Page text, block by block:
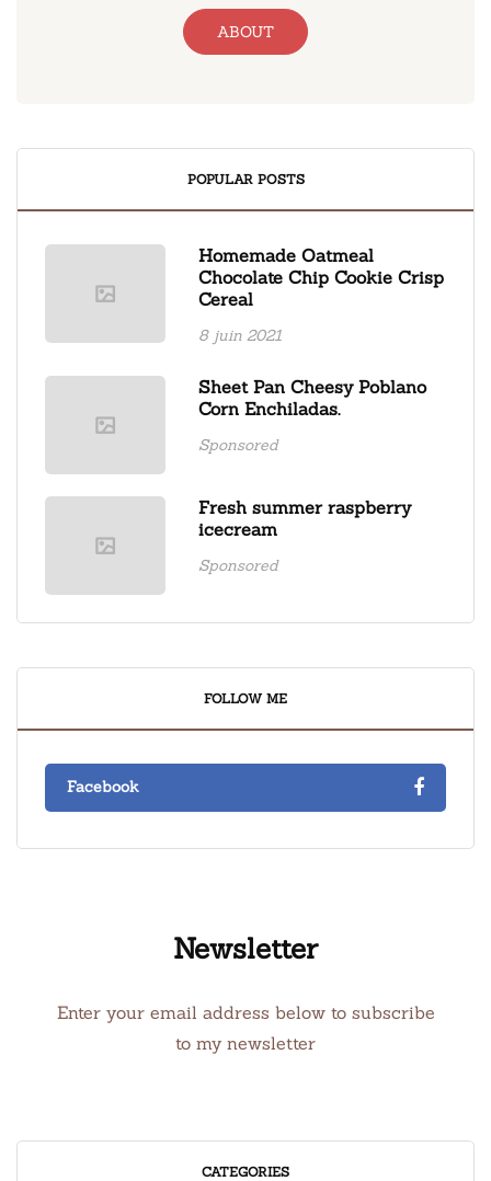
ABOUT
POPULAR POSTS
Homemade Oatmeal
Chocolate Chip Cookie Crisp
Cereal
8 juin 2021
Sheet Pan Cheesy Poblano
Corn Enchiladas.
Sponsored
Fresh summer raspberry
icecream
Sponsored
FOLLOW ME
Facebook
Newsletter
Enter your email address below to subscribe
to my newsletter
CATEGORIES